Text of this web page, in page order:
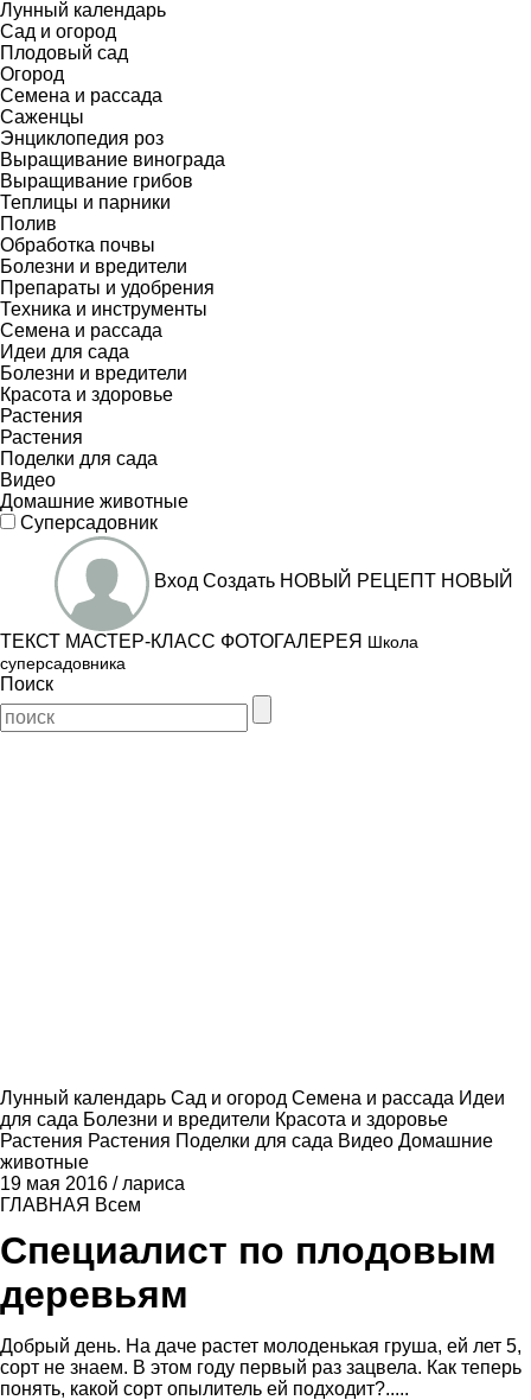
Лунный календарь
Сад и огород
Плодовый сад
Огород
Семена и рассада
Саженцы
Энциклопедия роз
Выращивание винограда
Выращивание грибов
Теплицы и парники
Полив
Обработка почвы
Болезни и вредители
Препараты и удобрения
Техника и инструменты
Семена и рассада
Идеи для сада
Болезни и вредители
Красота и здоровье
Растения
Растения
Поделки для сада
Видео
Домашние животные
Суперсадовник
Вход Создать НОВЫЙ РЕЦЕПТ НОВЫЙ
ТЕКСТ МАСТЕР-КЛАСС ФОТОГАЛЕРЕЯ Школа
суперсадовника
Поиск
Лунный календарь Сад и огород Семена и рассада Идеи
для сада Болезни и вредители Красота и здоровье
Растения Растения Поделки для сада Видео Домашние
животные
19 мая 2016 / лариса
ГЛАВНАЯ Всем
Специалист по плодовым
деревьям
Добрый день. На даче растет молоденькая груша, ей лет 5,
сорт не знаем. В этом году первый раз зацвела. Как теперь
понять, какой сорт опылитель ей подходит?.....